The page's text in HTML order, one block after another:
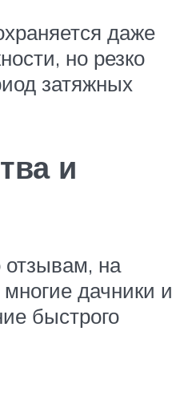
даже
но резко
затяжных
и
отзывам, на
дачники и
быстрого